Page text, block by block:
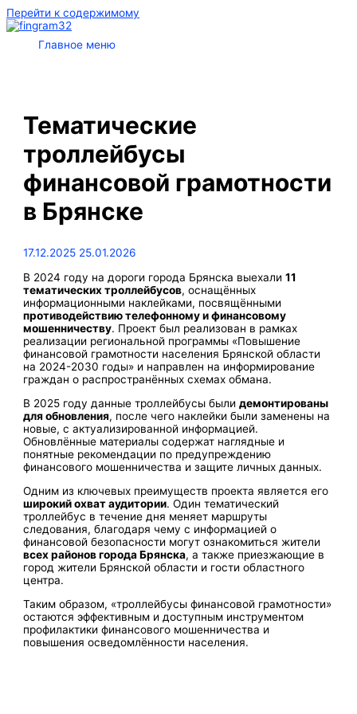
Перейти к содержимому
Главное меню
Тематические
троллейбусы
финансовой грамотности
в Брянске
17.12.2025 25.01.2026
В 2024 году на дороги города Брянска выехали11
тематических троллейбусов, оснащённых
информационными наклейками, посвящёнными
противодействию телефонному и финансовому
мошенничеству. Проект был реализован в рамках
реализации региональной программы «Повышение
финансовой грамотности населения Брянской области
на 2024-2030 годы» и направлен на информирование
граждан о распространённых схемах обмана.
В 2025 году данные троллейбусы былидемонтированы
для обновления, после чего наклейки были заменены на
новые, с актуализированной информацией.
Обновлённые материалы содержат наглядные и
понятные рекомендации по предупреждению
финансового мошенничества и защите личных данных.
Одним из ключевых преимуществ проекта является его
широкий охват аудитории. Один тематический
троллейбус в течение дня меняет маршруты
следования, благодаря чему с информацией о
финансовой безопасности могут ознакомиться жители
всех районов города Брянска, а также приезжающие в
город жители Брянской области и гости областного
центра.
Таким образом, «троллейбусы финансовой грамотности»
остаются эффективным и доступным инструментом
профилактики финансового мошенничества и
повышения осведомлённости населения.